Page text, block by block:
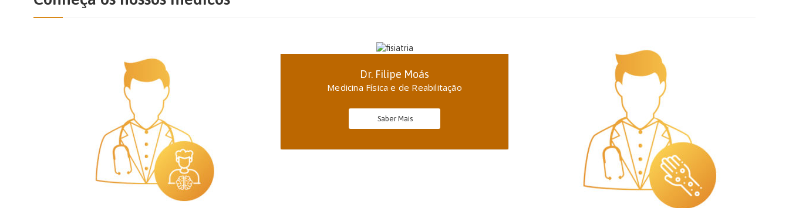
Dr. Filipe Moás
Medicina Física e de Reabilitação
Saber Mais